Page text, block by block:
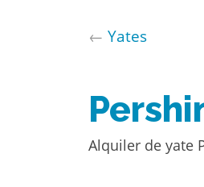
← Yates
Alquiler de yate